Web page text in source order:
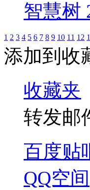
智慧树
1 2 3 4 5 6 7 8 9 10 11 12
添加到收
收藏夹
转发邮
百度贴
QQ空间